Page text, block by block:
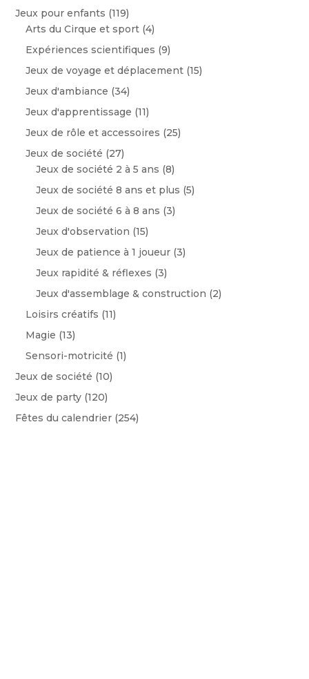
Jeux pour enfants (119)
Arts du Cirque et sport (4)
Expériences scientifiques (9)
Jeux de voyage et déplacement (15)
Jeux d'ambiance (34)
Jeux d'apprentissage (11)
Jeux de rôle et accessoires (25)
Jeux de société (27)
Jeux de société 2 à 5 ans (8)
Jeux de société 8 ans et plus (5)
Jeux de société 6 à 8 ans (3)
Jeux d'observation (15)
Jeux de patience à 1 joueur (3)
Jeux rapidité & réflexes (3)
Jeux d'assemblage & construction (2)
Loisirs créatifs (11)
Magie (13)
Sensori-motricité (1)
Jeux de société (10)
Jeux de party (120)
Fêtes du calendrier (254)